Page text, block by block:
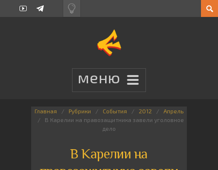
Главная Рубрики События 2012
Апрель
В Карелии на правозащитника завели уголовное
дело
В Карелии на